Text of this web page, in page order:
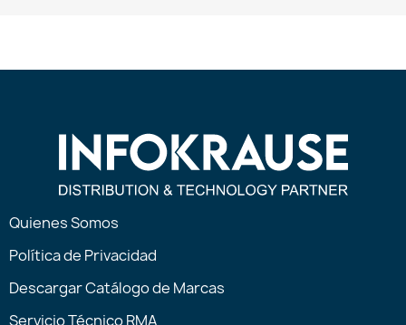
Quienes Somos
Política de Privacidad
Descargar Catálogo de Marcas
Servicio Técnico RMA